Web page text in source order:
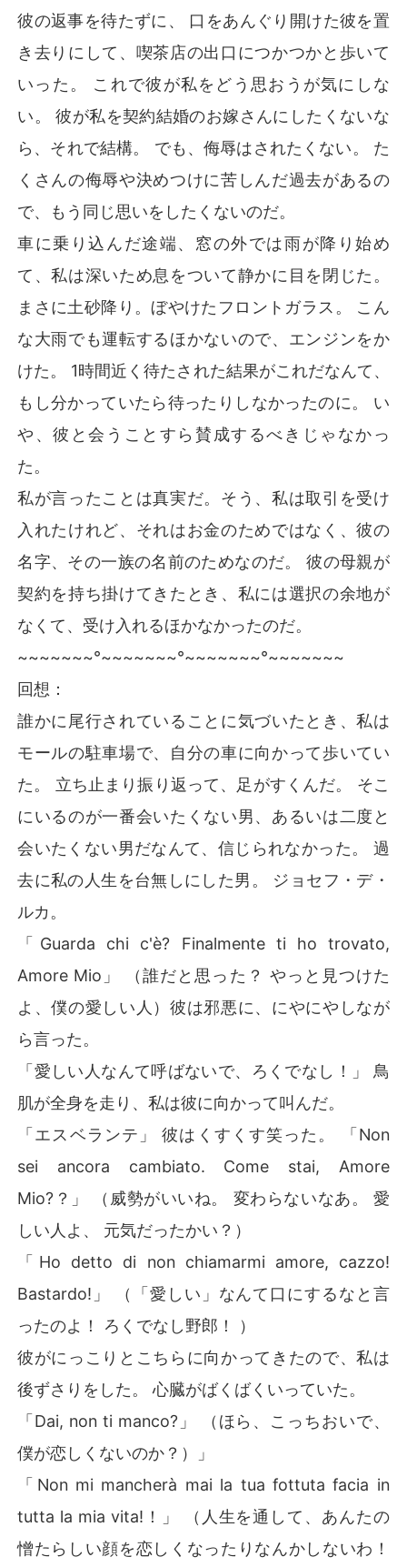
彼の返事を待たずに、 口をあんぐり開けた彼を置
き去りにして、喫茶店の出口につかつかと歩いて
いった。 これで彼が私をどう思おうが気にしな
い。 彼が私を契約結婚のお嫁さんにしたくないな
ら、それで結構。 でも、侮辱はされたくない。 た
くさんの侮辱や決めつけに苦しんだ過去があるの
で、もう同じ思いをしたくないのだ。
車に乗り込んだ途端、窓の外では雨が降り始め
て、私は深いため息をついて静かに目を閉じた。
まさに土砂降り。ぼやけたフロントガラス。 こん
な大雨でも運転するほかないので、エンジンをか
けた。 1時間近く待たされた結果がこれだなんて、
もし分かっていたら待ったりしなかったのに。 い
や、彼と会うことすら賛成するべきじゃなかっ
た。
私が言ったことは真実だ。そう、私は取引を受け
入れたけれど、それはお金のためではなく、彼の
名字、その一族の名前のためなのだ。 彼の母親が
契約を持ち掛けてきたとき、私には選択の余地が
なくて、受け入れるほかなかったのだ。
~~~~~~~°~~~~~~~°~~~~~~~°~~~~~~~
回想：
誰かに尾行されていることに気づいたとき、私は
モールの駐車場で、自分の車に向かって歩いてい
た。 立ち止まり振り返って、足がすくんだ。 そこ
にいるのが一番会いたくない男、あるいは二度と
会いたくない男だなんて、信じられなかった。 過
去に私の人生を台無しにした男。 ジョセフ・デ・
ルカ。
「Guarda chi c'è? Finalmente ti ho trovato,
Amore Mio」 （誰だと思った？ やっと見つけた
よ、僕の愛しい人）彼は邪悪に、にやにやしなが
ら言った。
「愛しい人なんて呼ばないで、ろくでなし！」 鳥
肌が全身を走り、私は彼に向かって叫んだ。
「エスベランテ」 彼はくすくす笑った。 「Non
sei ancora cambiato. Come stai, Amore
Mio?？」 （威勢がいいね。 変わらないなあ。 愛
しい人よ、 元気だったかい？）
「Ho detto di non chiamarmi amore, cazzo!
Bastardo!」 （「愛しい」なんて口にするなと言
ったのよ！ ろくでなし野郎！ ）
彼がにっこりとこちらに向かってきたので、私は
後ずさりをした。 心臓がばくばくいっていた。
「Dai, non ti manco?」 （ほら、こっちおいで、
僕が恋しくないのか？）」
「Non mi mancherà mai la tua fottuta facia in
tutta la mia vita!！」 （人生を通して、あんたの
憎たらしい顔を恋しくなったりなんかしないわ！